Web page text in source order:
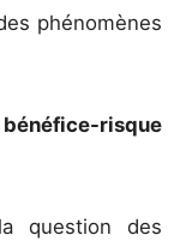
phénomènes
risque
question des